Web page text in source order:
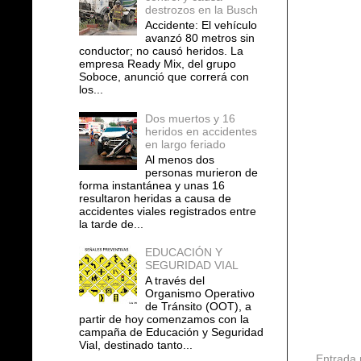
destrozos en la Busch
Accidente: El vehículo
avanzó 80 metros sin
conductor; no causó heridos. La
empresa Ready Mix, del grupo
Soboce, anunció que correrá con
los...
Dos muertos y 16
heridos en accidentes
en largo feriado
Al menos dos
personas murieron de
forma instantánea y unas 16
resultaron heridas a causa de
accidentes viales registrados entre
la tarde de...
EDUCACIÓN Y
SEGURIDAD VIAL
A través del
Organismo Operativo
de Tránsito (OOT), a
partir de hoy comenzamos con la
campaña de Educación y Seguridad
Vial, destinado tanto...